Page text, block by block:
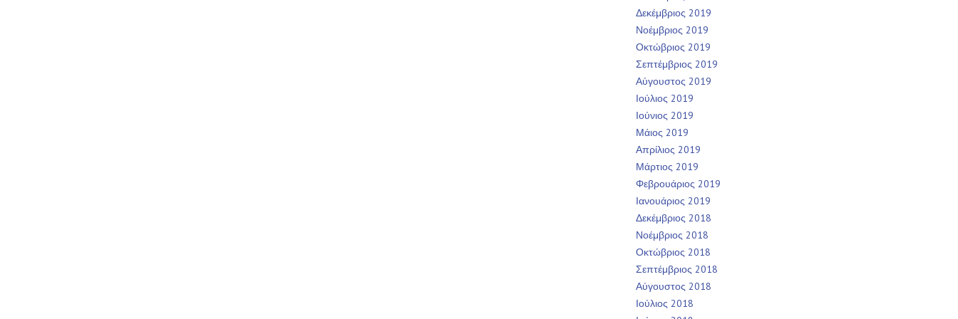
Δεκέμβριος 2019
Νοέμβριος 2019
Οκτώβριος 2019
Σεπτέμβριος 2019
Αύγουστος 2019
Ιούλιος 2019
Ιούνιος 2019
Μάιος 2019
Απρίλιος 2019
Μάρτιος 2019
Φεβρουάριος 2019
Ιανουάριος 2019
Δεκέμβριος 2018
Νοέμβριος 2018
Οκτώβριος 2018
Σεπτέμβριος 2018
Αύγουστος 2018
Ιούλιος 2018